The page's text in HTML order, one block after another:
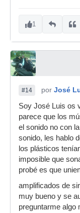
1
#14 por José
Soy José Luis os
parece que los
el sonido no con
sonido, les hablo
los plásticos
imposible que
probé es que
amplificados de
muy bueno y se
preguntarme algo